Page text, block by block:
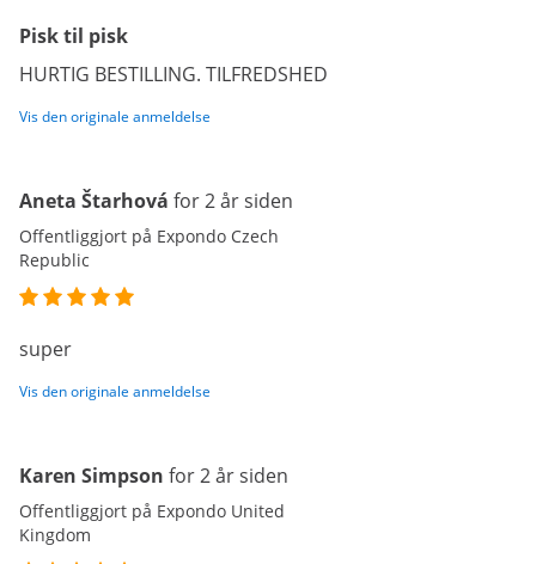
Pisk til pisk
HURTIG BESTILLING. TILFREDSHED
Vis den originale anmeldelse
Aneta Štarhová for 2 år siden
Offentliggjort på Expondo Czech
Republic
super
Vis den originale anmeldelse
Karen Simpson for 2 år siden
Offentliggjort på Expondo United
Kingdom